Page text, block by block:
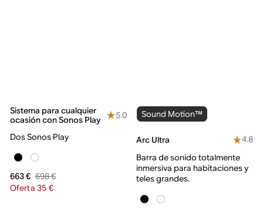
Sistema para cualquier
ocasión con Sonos Play
5.0
Dos Sonos Play
663 € 698 €
Oferta 35 €
Sound Motion™
Arc Ultra
4.8
Barra de sonido totalmente
inmersiva para habitaciones y
teles grandes.